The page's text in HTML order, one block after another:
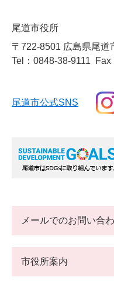
尾道市役所
〒722-8501 広島県尾道
Tel：0848-38-9111
Fax
尾道市公式SNS
メールでのお問い合
市役所案内